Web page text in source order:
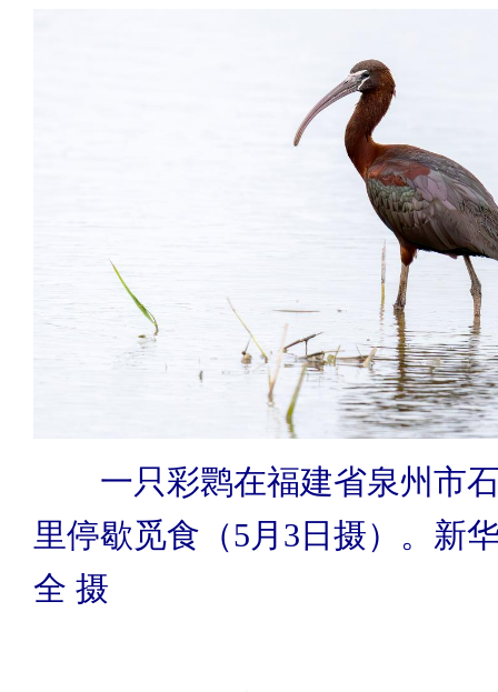
一只彩鹮在福建省泉州市
里停歇觅食（5月3日摄）。新
全 摄